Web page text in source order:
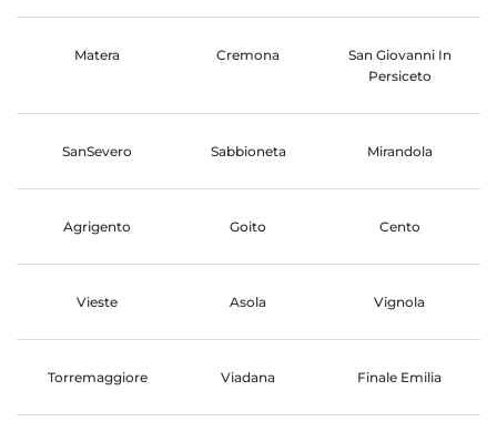
Matera Cremona
San Giovanni In
Persiceto
SanSevero Sabbioneta Mirandola
Agrigento Goito Cento
Vieste Asola Vignola
Torremaggiore Viadana Finale Emilia